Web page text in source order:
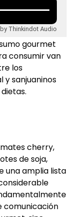
Thinkindot Audio
gourmet
consumir van
los
y sanjuaninos
cherry,
de soja,
una amplia lista
comunicación